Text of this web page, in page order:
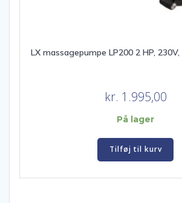
LX massagepumpe LP200 2 HP,
kr. 1.995,00
På lager
Tilføj til kurv